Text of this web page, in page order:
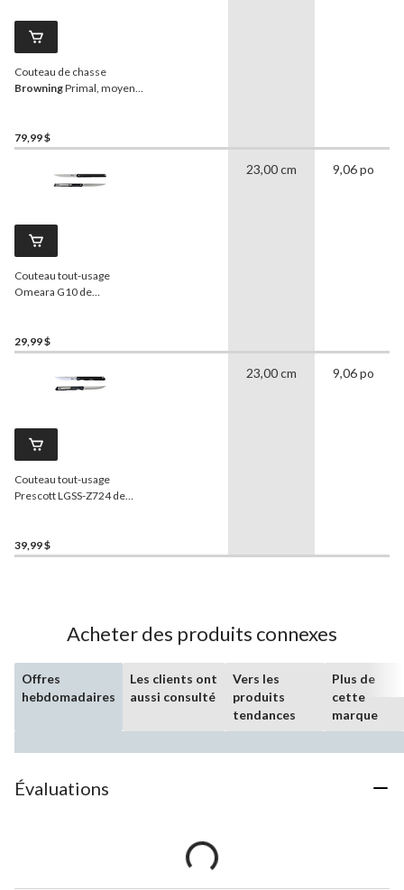
Couteau de chasse
BrowningPrimal, moyen
79,99 $
Couteau tout-usage
Omeara G10 de
29,99 $
23,00 cm 9,06 po
Couteau tout-usage
Prescott LGSS-Z724 de
39,99 $
23,00 cm 9,06 po
Acheter des produits connexes
Offres
hebdomadaires
Les clients ont
aussi consulté
Vers les
produits
tendances
Plus de
cette
marque
Évaluations